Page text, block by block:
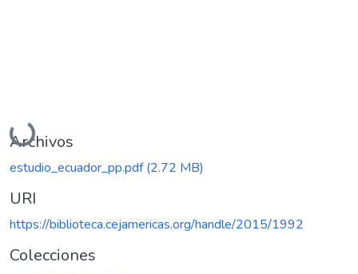
Cargando...
Archivos
estudio_ecuador_pp.pdf(2.72 MB)
URI
https://biblioteca.cejamericas.org/handle/2015/1992
Colecciones